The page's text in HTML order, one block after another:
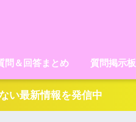
問＆回答まとめ 質問掲示板
い最新情報を発信中